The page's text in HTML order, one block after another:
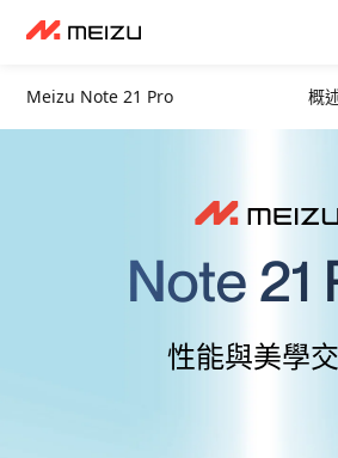
Meizu Note 21 Pro 概
性能與美學